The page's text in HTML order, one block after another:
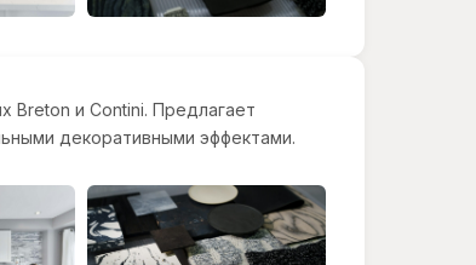
Breton и Contini. Предлагает
декоративными эффектами.